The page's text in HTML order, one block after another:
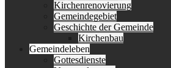
Kirchenrenovierung
Gemeindegebiet
Geschichte der Gemeinde
Kirchenbau
Gemeindeleben
Gottesdienste